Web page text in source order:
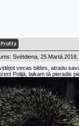
Svētdiena,
vecas bildes, atradu
Polijā, laikam tā pieradis